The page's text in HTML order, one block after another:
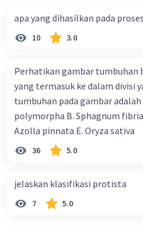
apa yang dihasilkan pada
10 3.0
Perhatikan gambar tumbuhan
yang termasuk ke dalam divisi
tumbuhan pada gambar adalah
polymorpha B. Sphagnum
Azolla pinnata E. Oryza sativa
36 5.0
jelaskan klasifikasi protista
7 5.0